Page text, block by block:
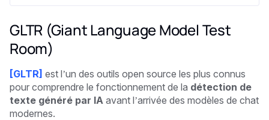
GLTR (Giant Language Model Test
Room)
[GLTR] est l’un des outils open source les plus connus
pour comprendre le fonctionnement de la détection de
texte généré par IA avant l’arrivée des modèles de chat
modernes.